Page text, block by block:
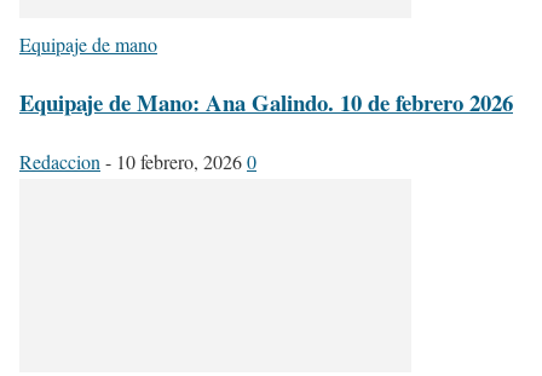
Equipaje de mano
Equipaje de Mano: Ana Galindo. 10 de febrero 2026
Redaccion - 10 febrero, 20260